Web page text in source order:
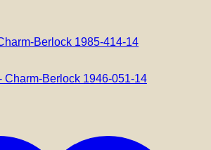
Berlock 1985-414-14